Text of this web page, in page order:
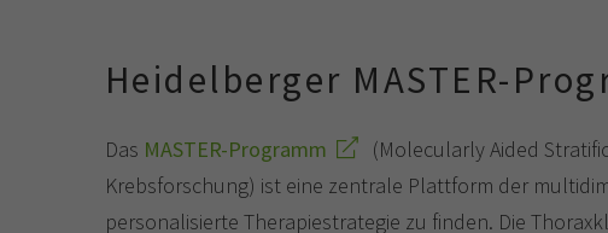
Heidelberger MASTER-
Das MASTER-Programm
(Molecularly Aided
Krebsforschung) ist eine zentrale Plattform der
personalisierte Therapiestrategie zu finden. Die